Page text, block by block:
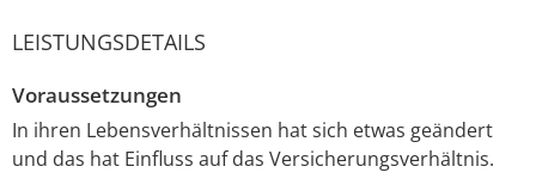
LEISTUNGSDETAILS
Voraussetzungen
In ihren Lebensverhältnissen hat sich etwas geändert
und das hat Einfluss auf das Versicherungsverhältnis.